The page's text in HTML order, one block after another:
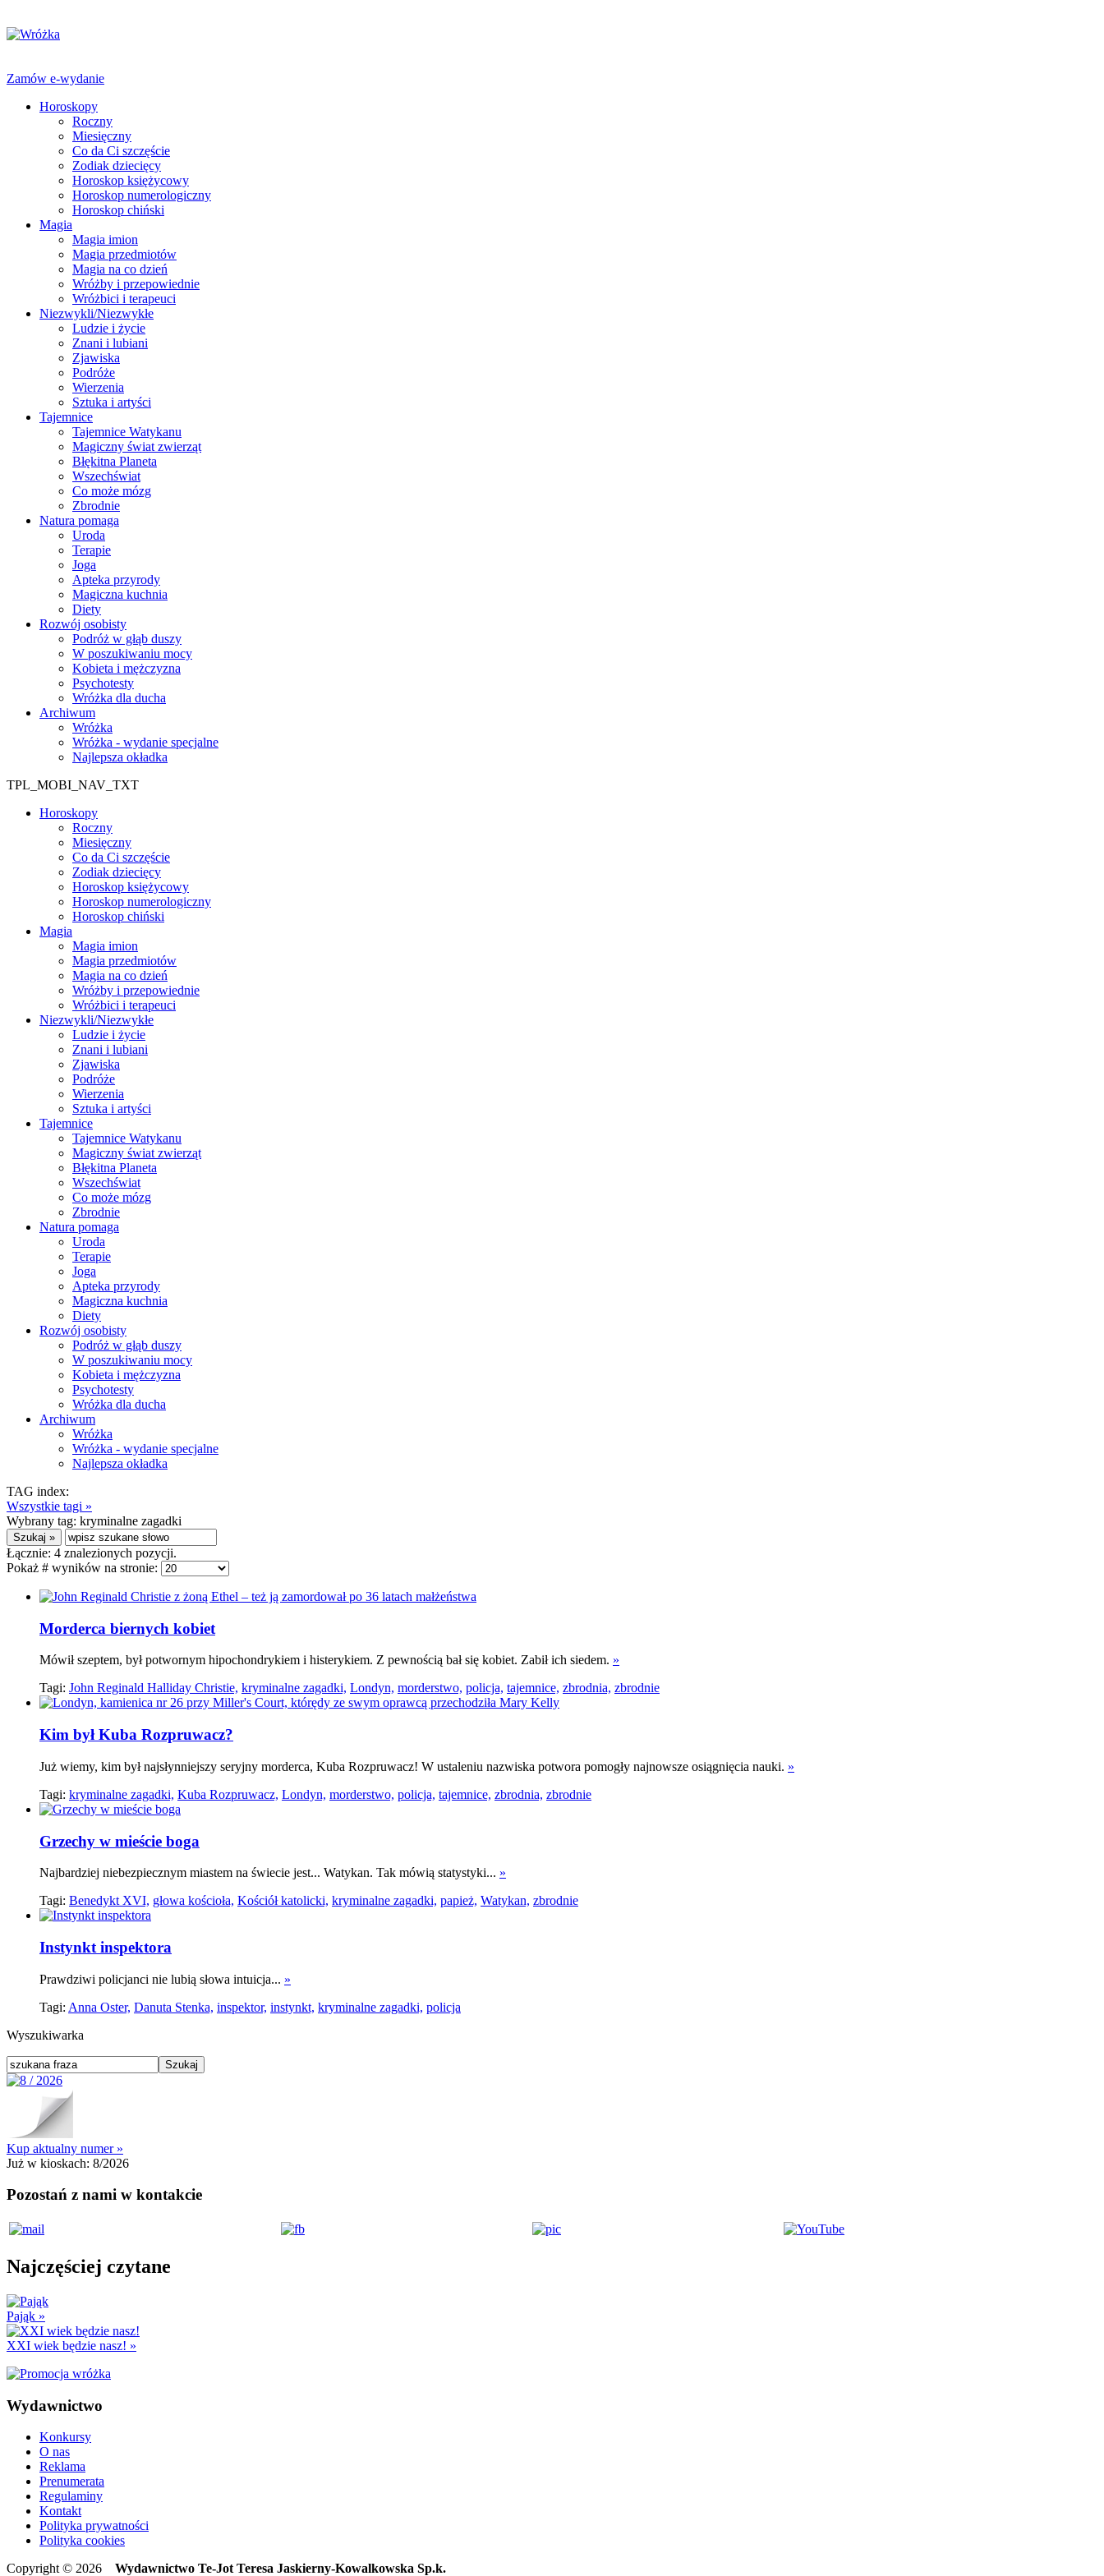
Zamów e-wydanie
Horoskopy
Roczny
Miesięczny
Co da Ci szczęście
Zodiak dziecięcy
Horoskop księżycowy
Horoskop numerologiczny
Horoskop chiński
Magia
Magia imion
Magia przedmiotów
Magia na co dzień
Wróżby i przepowiednie
Wróżbici i terapeuci
Niezwykli/Niezwykłe
Ludzie i życie
Znani i lubiani
Zjawiska
Podróże
Wierzenia
Sztuka i artyści
Tajemnice
Tajemnice Watykanu
Magiczny świat zwierząt
Błękitna Planeta
Wszechświat
Co może mózg
Zbrodnie
Natura pomaga
Uroda
Terapie
Joga
Apteka przyrody
Magiczna kuchnia
Diety
Rozwój osobisty
Podróż w głąb duszy
W poszukiwaniu mocy
Kobieta i mężczyzna
Psychotesty
Wróżka dla ducha
Archiwum
Wróżka
Wróżka - wydanie specjalne
Najlepsza okładka
TPL_MOBI_NAV_TXT
Horoskopy
Roczny
Miesięczny
Co da Ci szczęście
Zodiak dziecięcy
Horoskop księżycowy
Horoskop numerologiczny
Horoskop chiński
Magia
Magia imion
Magia przedmiotów
Magia na co dzień
Wróżby i przepowiednie
Wróżbici i terapeuci
Niezwykli/Niezwykłe
Ludzie i życie
Znani i lubiani
Zjawiska
Podróże
Wierzenia
Sztuka i artyści
Tajemnice
Tajemnice Watykanu
Magiczny świat zwierząt
Błękitna Planeta
Wszechświat
Co może mózg
Zbrodnie
Natura pomaga
Uroda
Terapie
Joga
Apteka przyrody
Magiczna kuchnia
Diety
Rozwój osobisty
Podróż w głąb duszy
W poszukiwaniu mocy
Kobieta i mężczyzna
Psychotesty
Wróżka dla ducha
Archiwum
Wróżka
Wróżka - wydanie specjalne
Najlepsza okładka
TAG index:
Wszystkie tagi »
Wybrany tag: kryminalne zagadki
Łącznie: 4 znalezionych pozycji.
Pokaż # wyników na stronie:
Morderca biernych kobiet
Mówił szeptem, był potwornym hipochondrykiem i histerykiem. Z pewnością bał się kobiet. Zabił ich siedem. »
Tagi: John Reginald Halliday Christie, kryminalne zagadki, Londyn, morderstwo, policja, tajemnice, zbrodnia, zbrodnie
Kim był Kuba Rozpruwacz?
Już wiemy, kim był najsłynniejszy seryjny morderca, Kuba Rozpruwacz! W ustaleniu nazwiska potwora pomogły najnowsze osiągnięcia nauki. »
Tagi: kryminalne zagadki, Kuba Rozpruwacz, Londyn, morderstwo, policja, tajemnice, zbrodnia, zbrodnie
Grzechy w mieście boga
Najbardziej niebezpiecznym miastem na świecie jest... Watykan. Tak mówią statystyki... »
Tagi: Benedykt XVI, głowa kościoła, Kościół katolicki, kryminalne zagadki, papież, Watykan, zbrodnie
Instynkt inspektora
Prawdziwi policjanci nie lubią słowa intuicja... »
Tagi: Anna Oster, Danuta Stenka, inspektor, instynkt, kryminalne zagadki, policja
Wyszukiwarka
Kup aktualny numer »
Już w kioskach: 8/2026
Pozostań z nami w kontakcie
Najczęściej czytane
Pająk »
XXI wiek będzie nasz! »
Wydawnictwo
Konkursy
O nas
Reklama
Prenumerata
Regulaminy
Kontakt
Polityka prywatności
Polityka cookies
Copyright © 2026 Wydawnictwo Te-Jot Teresa Jaskierny-Kowalkowska Sp.k.